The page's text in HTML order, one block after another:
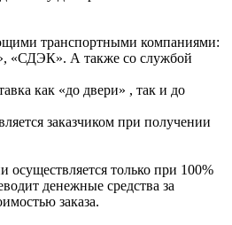
транспортными компаниями:
«СДЭК». А также со службой
как «до двери» , так и до
заказчиком при получении
осуществляется только при 100%
денежные средства за
заказа.